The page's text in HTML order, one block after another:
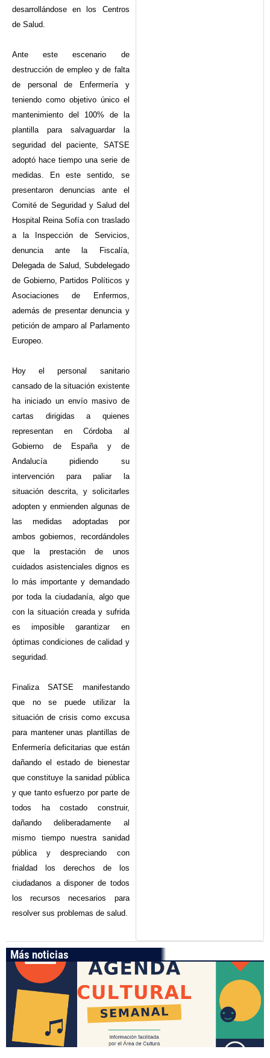
desarrollándose en los Centros
de Salud.
Ante este escenario de
destrucción de empleo y de falta
de personal de Enfermería y
teniendo como objetivo único el
mantenimiento del 100% de la
plantilla para salvaguardar la
seguridad del paciente, SATSE
adoptó hace tiempo una serie de
medidas. En este sentido, se
presentaron denuncias ante el
Comité de Seguridad y Salud del
Hospital Reina Sofía con traslado
a la Inspección de Servicios,
denuncia ante la Fiscalía,
Delegada de Salud, Subdelegado
de Gobierno, Partidos Políticos y
Asociaciones de Enfermos,
además de presentar denuncia y
petición de amparo al Parlamento
Europeo.
Hoy el personal sanitario
cansado de la situación existente
ha iniciado un envío masivo de
cartas dirigidas a quienes
representan en Córdoba al
Gobierno de España y de
Andalucía pidiendo su
intervención para paliar la
situación descrita, y solicitarles
adopten y enmienden algunas de
las medidas adoptadas por
ambos gobiernos, recordándoles
que la prestación de unos
cuidados asistenciales dignos es
lo más importante y demandado
por toda la ciudadanía, algo que
con la situación creada y sufrida
es imposible garantizar en
óptimas condiciones de calidad y
seguridad.
Finaliza SATSE manifestando
que no se puede utilizar la
situación de crisis como excusa
para mantener unas plantillas de
Enfermería deficitarias que están
dañando el estado de bienestar
que constituye la sanidad pública
y que tanto esfuerzo por parte de
todos ha costado construir,
dañando deliberadamente al
mismo tiempo nuestra sanidad
pública y despreciando con
frialdad los derechos de los
ciudadanos a disponer de todos
los recursos necesarios para
resolver sus problemas de salud.
Más noticias